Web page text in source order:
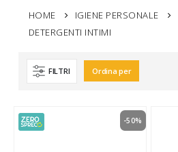
HOME IGIENE PERSONALE
DETERGENTI INTIMI
FILTRI Ordina per
-50%